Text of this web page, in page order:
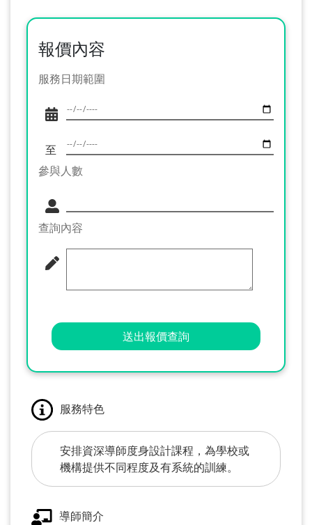
報價內容
服務日期範圍
至
參與人數
查詢內容
送出報價查詢
服務特色
安排資深導師度身設計課程，為學校或
機構提供不同程度及有系統的訓練。
導師簡介